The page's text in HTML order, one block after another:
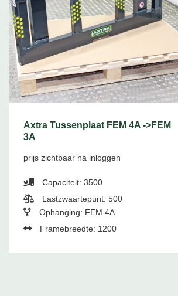
Axtra Tussenplaat FEM 4A ->FEM
3A
prijs zichtbaar na inloggen
Capaciteit: 3500
Lastzwaartepunt: 500
Ophanging: FEM 4A
Framebreedte: 1200